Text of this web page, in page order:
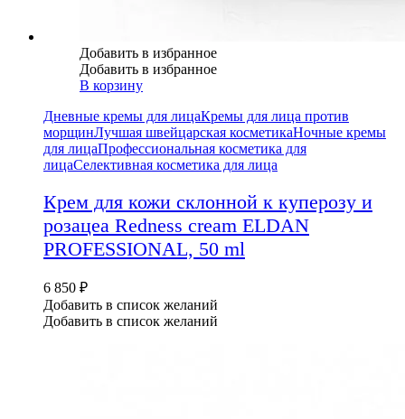
Добавить в избранное
Добавить в избранное
В корзину
Дневные кремы для лицаКремы для лица против
морщинЛучшая швейцарская косметикаНочные кремы
для лицаПрофессиональная косметика для
лицаСелективная косметика для лица
Крем для кожи склонной к куперозу и
розацеа Redness cream ELDAN
PROFESSIONAL, 50 ml
6 850 ₽
Добавить в список желаний
Добавить в список желаний